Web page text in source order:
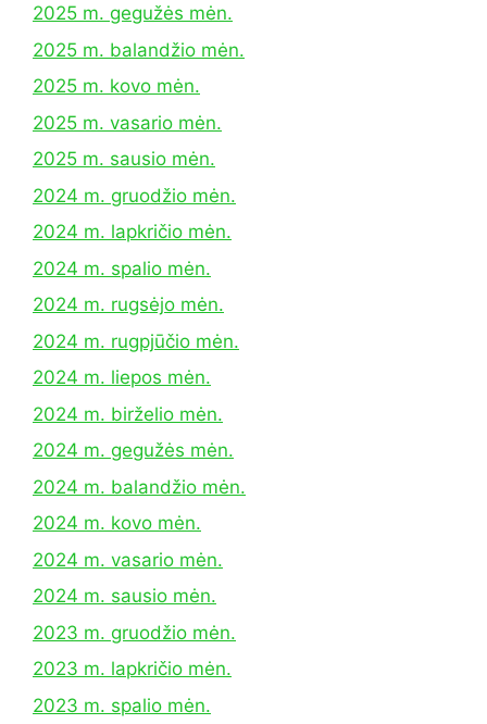
2025 m. gegužės mėn.
2025 m. balandžio mėn.
2025 m. kovo mėn.
2025 m. vasario mėn.
2025 m. sausio mėn.
2024 m. gruodžio mėn.
2024 m. lapkričio mėn.
2024 m. spalio mėn.
2024 m. rugsėjo mėn.
2024 m. rugpjūčio mėn.
2024 m. liepos mėn.
2024 m. birželio mėn.
2024 m. gegužės mėn.
2024 m. balandžio mėn.
2024 m. kovo mėn.
2024 m. vasario mėn.
2024 m. sausio mėn.
2023 m. gruodžio mėn.
2023 m. lapkričio mėn.
2023 m. spalio mėn.